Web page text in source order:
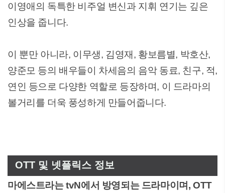
이영애의 독특한 비주얼 변신과 지휘 연기는 깊은
인상을 줍니다.
이 뿐만 아니라, 이무생, 김영재, 황보름별, 박호산,
양준모 등의 배우들이 차세음의 음악 동료, 친구, 적,
연인 등으로 다양한 역할로 등장하며, 이 드라마의
볼거리를 더욱 풍성하게 만들어줍니다.
OTT 및 넷플릭스 정보
마에스트라는 tvN에서 방영되는 드라마이며, OTT